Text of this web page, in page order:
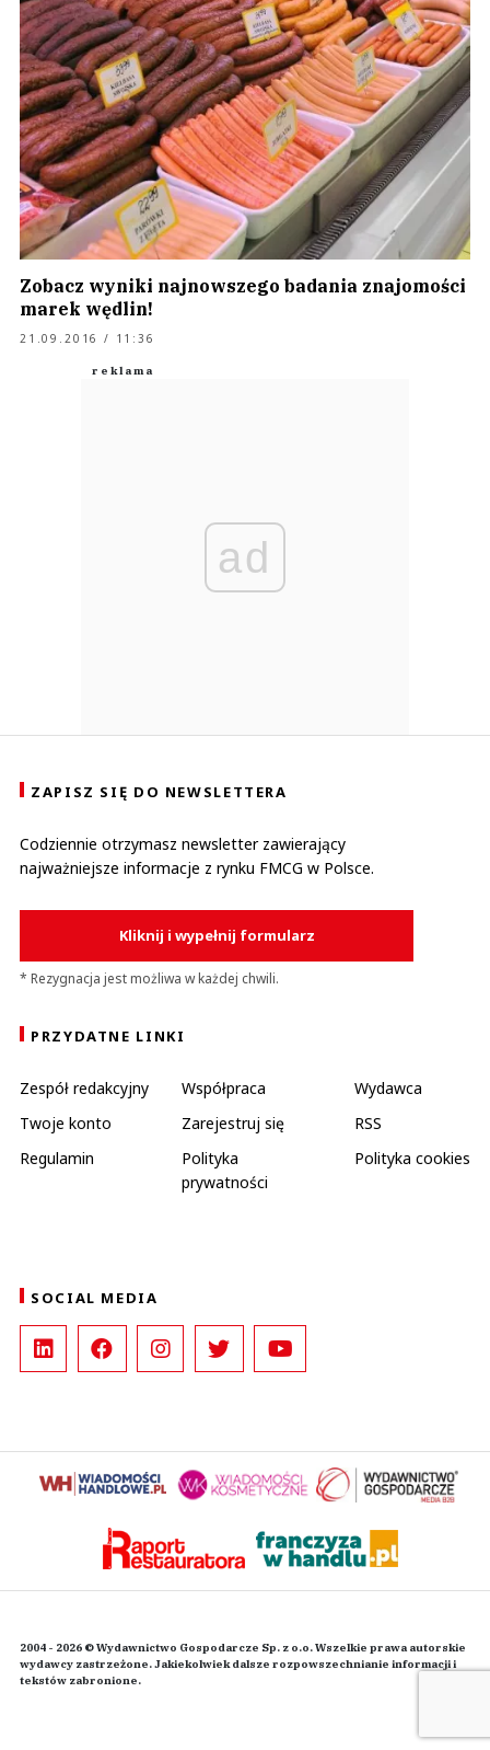
Zobacz wyniki najnowszego badania znajomości
marek wędlin!
21.09.2016 / 11:36
ad
ZAPISZ SIĘ DO NEWSLETTERA
Codziennie otrzymasz newsletter zawierający
najważniejsze informacje z rynku FMCG w Polsce.
Kliknij i wypełnij formularz
* Rezygnacja jest możliwa w każdej chwili.
PRZYDATNE LINKI
Zespół redakcyjny Współpraca
Wydawca
Twoje konto
Zarejestruj się
RSS
Regulamin
Polityka
prywatności
Polityka cookies
SOCIAL MEDIA
2004 - 2026 © Wydawnictwo Gospodarcze Sp. z o.o. Wszelkie prawa autorskie
wydawcy zastrzeżone. Jakiekolwiek dalsze rozpowszechnianie informacji i
tekstów zabronione.